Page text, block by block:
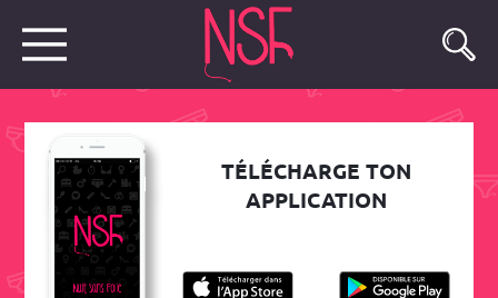
TÉLÉCHARGE TON
APPLICATION